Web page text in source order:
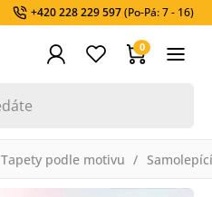
+420 228 229 597(Po-Pá: 7 - 16)
0
Tapety podle motivu